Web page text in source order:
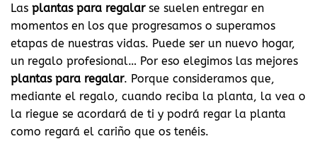
Las plantas para regalarse suelen entregar en
momentos en los que progresamos o superamos
etapas de nuestras vidas. Puede ser un nuevo hogar,
un regalo profesional… Por eso elegimos las mejores
plantas para regalar. Porque consideramos que,
mediante el regalo, cuando reciba la planta, la vea o
la riegue se acordará de ti y podrá regar la planta
como regará el cariño que os tenéis.